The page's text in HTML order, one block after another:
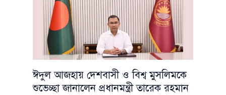
ঈদুল আজহায় দেশবাসী ও বিশ্ব মুসলিমকে
শুভেচ্ছা জানালেন প্রধানমন্ত্রী তারেক রহমান